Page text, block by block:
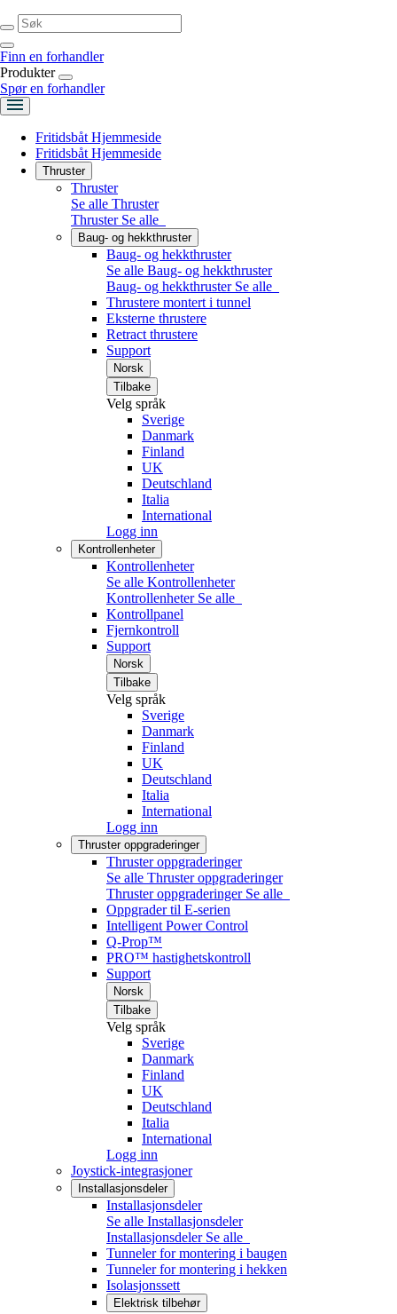
Finn en forhandler
Produkter
Spør en forhandler
Fritidsbåt Hjemmeside
Fritidsbåt Hjemmeside
Thruster
Thruster
Se alle Thruster
Thruster Se alle
Baug- og hekkthruster
Baug- og hekkthruster
Se alle Baug- og hekkthruster
Baug- og hekkthruster Se alle
Thrustere montert i tunnel
Eksterne thrustere
Retract thrustere
Support
Norsk
Tilbake
Velg språk
Sverige
Danmark
Finland
UK
Deutschland
Italia
International
Logg inn
Kontrollenheter
Kontrollenheter
Se alle Kontrollenheter
Kontrollenheter Se alle
Kontrollpanel
Fjernkontroll
Support
Norsk
Tilbake
Velg språk
Sverige
Danmark
Finland
UK
Deutschland
Italia
International
Logg inn
Thruster oppgraderinger
Thruster oppgraderinger
Se alle Thruster oppgraderinger
Thruster oppgraderinger Se alle
Oppgrader til E-serien
Intelligent Power Control
Q-Prop™
PRO™ hastighetskontroll
Support
Norsk
Tilbake
Velg språk
Sverige
Danmark
Finland
UK
Deutschland
Italia
International
Logg inn
Joystick-integrasjoner
Installasjonsdeler
Installasjonsdeler
Se alle Installasjonsdeler
Installasjonsdeler Se alle
Tunneler for montering i baugen
Tunneler for montering i hekken
Isolasjonssett
Elektrisk tilbehør